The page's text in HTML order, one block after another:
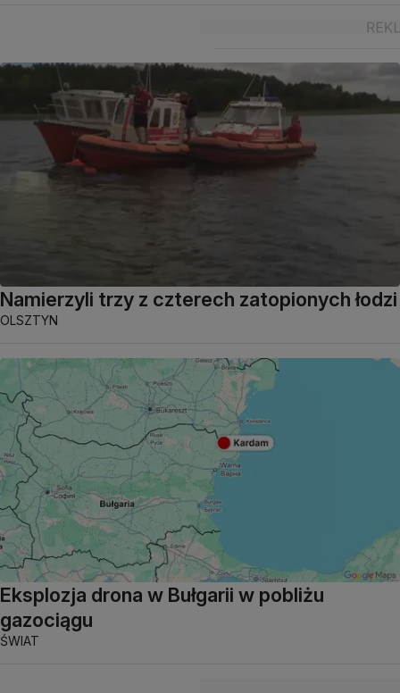
Namierzyli trzy z czterech zatopionych łodzi
OLSZTYN
Eksplozja drona w Bułgarii w pobliżu
gazociągu
ŚWIAT